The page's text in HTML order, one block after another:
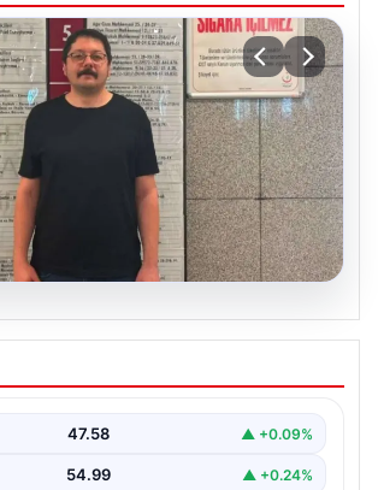
serbest bırakılan gazeteci
X hesabına erişim engeli
Sonra Yeniden Kısıtlama",
47.58 ▲ +0.09%
54.99 ▲ +0.24%